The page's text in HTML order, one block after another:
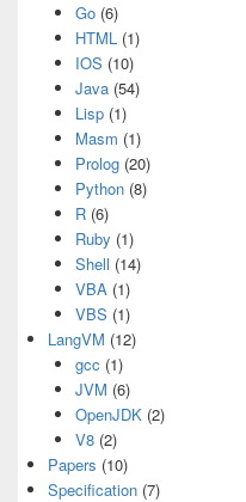
Go(6)
HTML(1)
IOS (10)
Java(54)
Lisp(1)
Masm (1)
Prolog(20)
Python(8)
R(6)
Ruby (1)
Shell (14)
VBA(1)
VBS (1)
LangVM (12)
gcc (1)
JVM (6)
OpenJDK(2)
V8(2)
Papers (10)
Specification (7)